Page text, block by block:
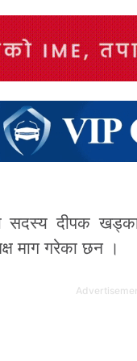
सदस्य दीपक
माग गरेका छन ।